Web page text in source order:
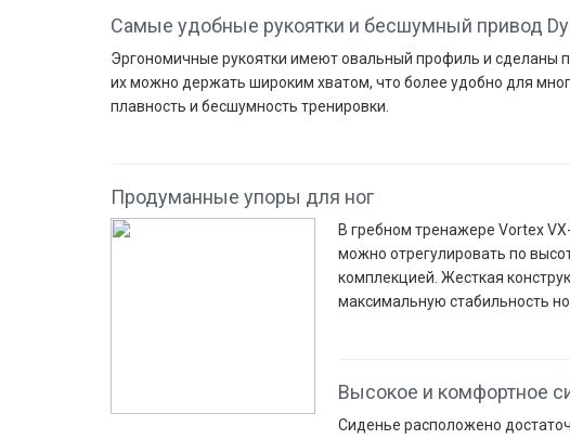
Самые удобные рукоятки и бесшумный привод
Эргономичные рукоятки имеют овальный профиль и сделаны
их можно держать широким хватом, что более удобно для
плавность и бесшумность тренировки.
Продуманные упоры для ног
В гребном тренажере Vortex
можно отрегулировать по
комплекцией. Жесткая
максимальную стабильность
Высокое и комфортное
Сиденье расположено